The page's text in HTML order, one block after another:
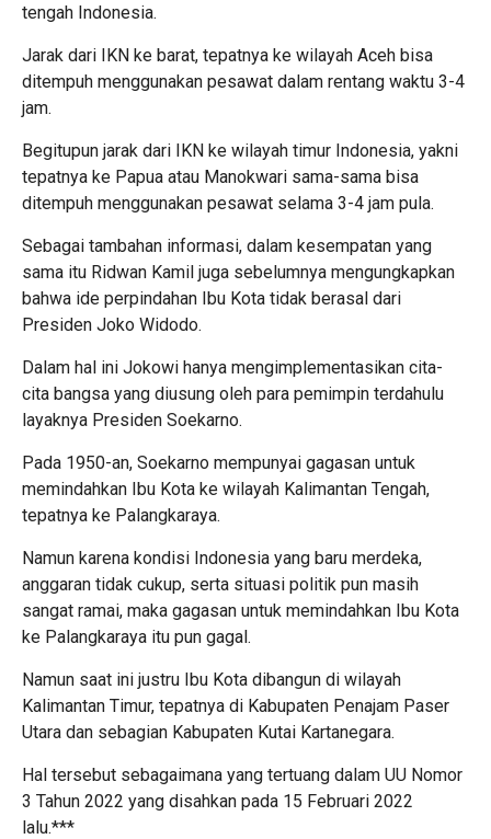
tengah Indonesia.
Jarak dari IKN ke barat, tepatnya ke wilayah Aceh bisa
ditempuh menggunakan pesawat dalam rentang waktu 3-4
jam.
Begitupun jarak dari IKN ke wilayah timur Indonesia, yakni
tepatnya ke Papua atau Manokwari sama-sama bisa
ditempuh menggunakan pesawat selama 3-4 jam pula.
Sebagai tambahan informasi, dalam kesempatan yang
sama itu Ridwan Kamil juga sebelumnya mengungkapkan
bahwa ide perpindahan Ibu Kota tidak berasal dari
Presiden Joko Widodo.
Dalam hal ini Jokowi hanya mengimplementasikan cita-
cita bangsa yang diusung oleh para pemimpin terdahulu
layaknya Presiden Soekarno.
Pada 1950-an, Soekarno mempunyai gagasan untuk
memindahkan Ibu Kota ke wilayah Kalimantan Tengah,
tepatnya ke Palangkaraya.
Namun karena kondisi Indonesia yang baru merdeka,
anggaran tidak cukup, serta situasi politik pun masih
sangat ramai, maka gagasan untuk memindahkan Ibu Kota
ke Palangkaraya itu pun gagal.
Namun saat ini justru Ibu Kota dibangun di wilayah
Kalimantan Timur, tepatnya di Kabupaten Penajam Paser
Utara dan sebagian Kabupaten Kutai Kartanegara.
Hal tersebut sebagaimana yang tertuang dalam UU Nomor
3 Tahun 2022 yang disahkan pada 15 Februari 2022
lalu.***